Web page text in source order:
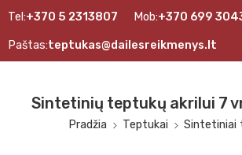
Tel:+370 5 2313807 Mob:+370 699
Paštas:teptukas@dailesreikmenys.lt
Sintetinių teptukų akrilui 7
Pradžia Teptukai Sintetiniai